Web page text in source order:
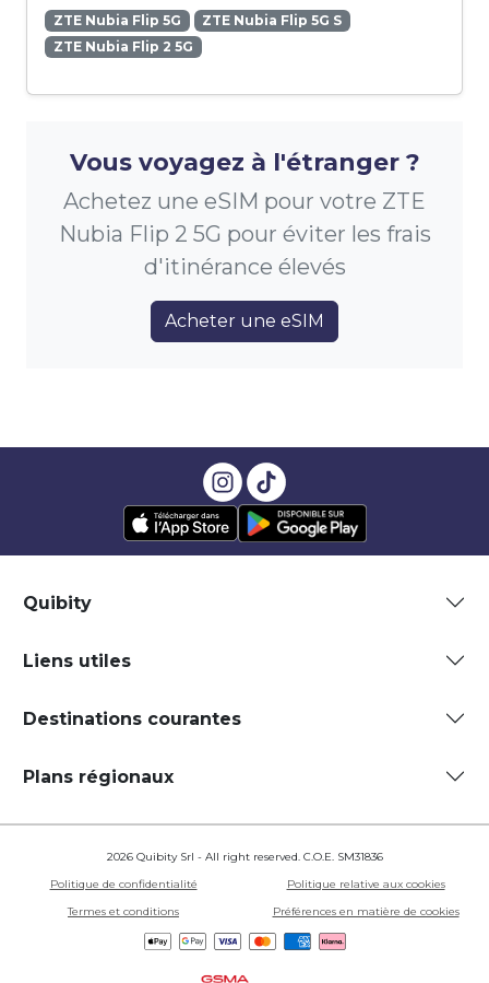
ZTE Nubia Flip 5G
ZTE Nubia Flip 5G S
ZTE Nubia Flip 2 5G
Vous voyagez à l'étranger ?
Achetez une eSIM pour votre ZTE
Nubia Flip 2 5G pour éviter les frais
d'itinérance élevés
Acheter une eSIM
Quibity
Liens utiles
Destinations courantes
Plans régionaux
2026 Quibity Srl - All right reserved. C.O.E. SM31836
Politique de confidentialité
Politique relative aux cookies
Termes et conditions
Préférences en matière de cookies